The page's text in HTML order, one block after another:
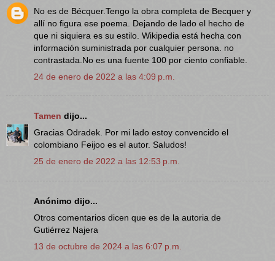
No es de Bécquer.Tengo la obra completa de Becquer y
allí no figura ese poema. Dejando de lado el hecho de
que ni siquiera es su estilo. Wikipedia está hecha con
información suministrada por cualquier persona. no
contrastada.No es una fuente 100 por ciento confiable.
24 de enero de 2022 a las 4:09 p.m.
Tamen dijo...
Gracias Odradek. Por mi lado estoy convencido el
colombiano Feijoo es el autor. Saludos!
25 de enero de 2022 a las 12:53 p.m.
Anónimo dijo...
Otros comentarios dicen que es de la autoria de
Gutiérrez Najera
13 de octubre de 2024 a las 6:07 p.m.